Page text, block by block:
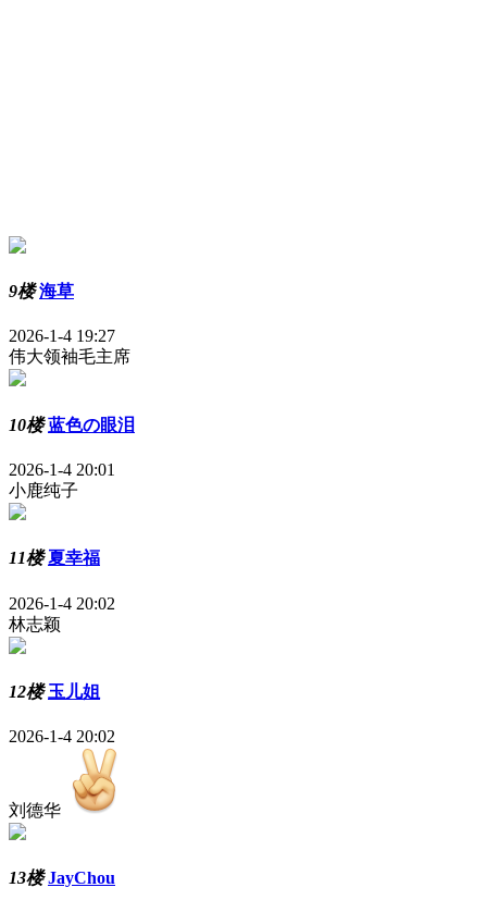
9楼 海草
2026-1-4 19:27
伟大领袖毛主席
10楼 蓝色の眼泪
2026-1-4 20:01
小鹿纯子
11楼 夏幸福
2026-1-4 20:02
林志颖
12楼 玉儿姐
2026-1-4 20:02
刘德华
13楼 JayChou